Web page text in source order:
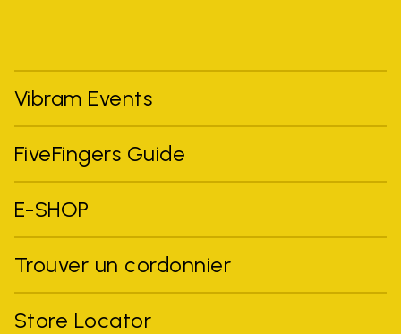
Vibram Events
FiveFingers Guide
E-SHOP
Trouver un cordonnier
Store Locator